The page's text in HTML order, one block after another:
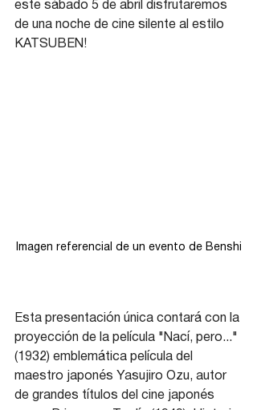
este sábado 5 de abril disfrutaremos
de una noche de cine silente al estilo
KATSUBEN!
Imagen referencial de un evento de Benshi
Esta presentación única contará con la
proyección de la película "Nací, pero..."
(1932) emblemática película del
maestro japonés Yasujiro Ozu, autor
de grandes títulos del cine japonés